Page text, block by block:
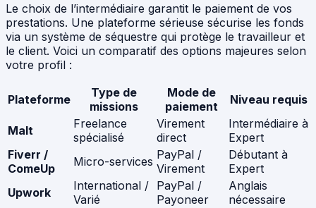
Le choix de l’intermédiaire garantit le paiement de vos
prestations. Une plateforme sérieuse sécurise les fonds
via un système de séquestre qui protège le travailleur et
le client. Voici un comparatif des options majeures selon
votre profil :
Plateforme
Type de
missions
Mode de
paiement
Niveau requis
Malt
Freelance
spécialisé
Virement
direct
Intermédiaire à
Expert
Fiverr /
ComeUp
Micro-services PayPal /
Virement
Débutant à
Expert
Upwork
International /
Varié
PayPal /
Payoneer
Anglais
nécessaire